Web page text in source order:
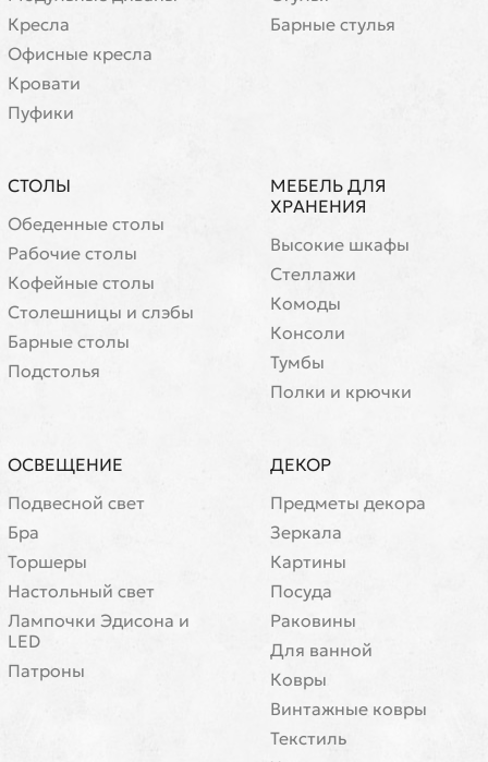
Кресла
Офисные кресла
Кровати
Пуфики
Барные стулья
СТОЛЫ
Обеденные столы
Рабочие столы
Кофейные столы
Cтолешницы и слэбы
Барные столы
Подстолья
МЕБЕЛЬ ДЛЯ
ХРАНЕНИЯ
Высокие шкафы
Стеллажи
Комоды
Консоли
Тумбы
Полки и крючки
ОСВЕЩЕНИЕ
Подвесной свет
Бра
Торшеры
Настольный свет
Лампочки Эдисона и
LED
Патроны
ДЕКОР
Предметы декора
Зеркала
Картины
Посуда
Раковины
Для ванной
Ковры
Винтажные ковры
Текстиль